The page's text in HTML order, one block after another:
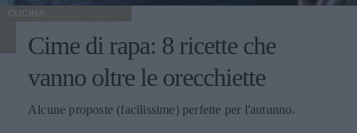
CUCINA
Cime di rapa: 8 ricette che
vanno oltre le orecchiette
Alcune proposte (facilissime) perfette per l'autunno.